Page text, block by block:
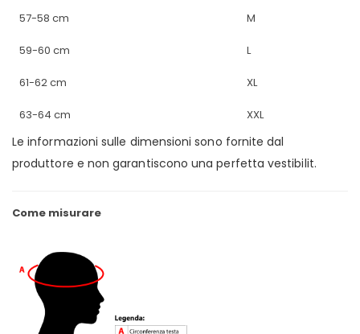
57-58 cm M
59-60 cm L
61-62 cm XL
63-64 cm XXL
Le informazioni sulle dimensioni sono fornite dal
produttore e non garantiscono una perfetta vestibilit.
Come misurare